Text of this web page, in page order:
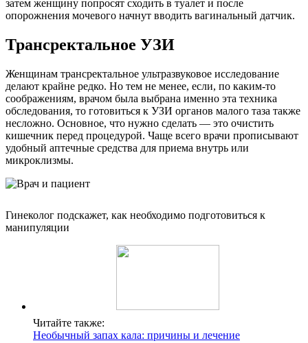
затем женщину попросят сходить в туалет и после
опорожнения мочевого начнут вводить вагинальный датчик.
Трансректальное УЗИ
Женщинам трансректальное ультразвуковое исследование
делают крайне редко. Но тем не менее, если, по каким-то
соображениям, врачом была выбрана именно эта техника
обследования, то готовиться к УЗИ органов малого таза также
несложно. Основное, что нужно сделать — это очистить
кишечник перед процедурой. Чаще всего врачи прописывают
удобный аптечные средства для приема внутрь или
микроклизмы.
Гинеколог подскажет, как необходимо подготовиться к
манипуляции
Читайте также:
Необычный запах кала: причины и лечение